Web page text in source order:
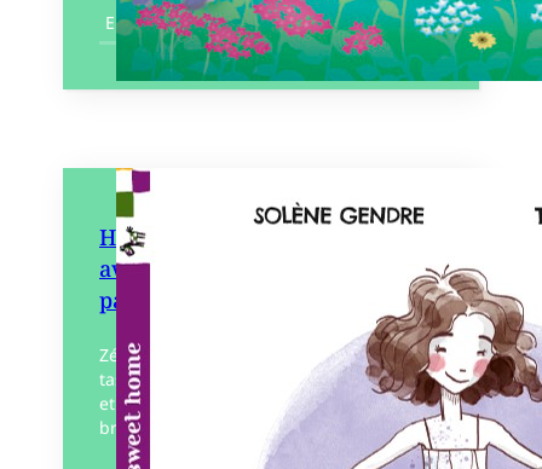
En savoir plus
Home Sweet Home – Une
aventure au bord d’un
paillasson
Zélinette, du haut de ses 8 ans bien
tassés, décide un jour de ne plus grandir
et fait un vœu. Le matin suivant, un
brouillard enveloppe sa maison,…